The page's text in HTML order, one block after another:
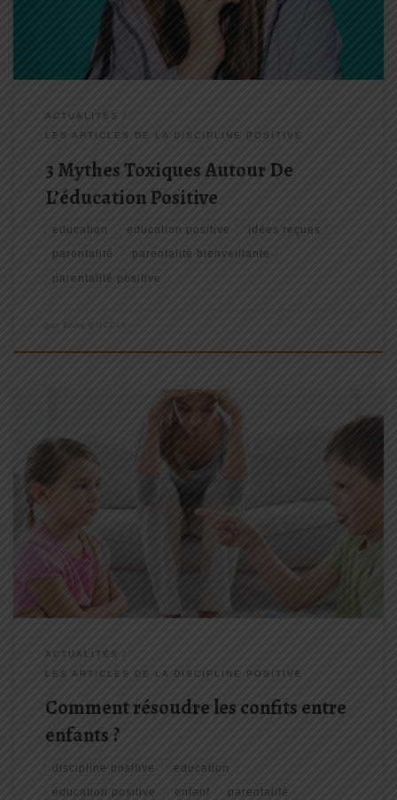
ACTUALITÉS
LES ARTICLES DE LA DISCIPLINE POSITIVE
3 Mythes Toxiques Autour De
L’éducation Positive
education education positive idées reçues
parentalité parentalité bienveillante
parentalité positive
par Edna GUCCIA
Aujourd’hui je voulais vous partager un petit cadeau pour mieux
faire faces aux disputes, aux conflits entre les enfants…. Que ce
soit entre frères et sœurs mais aussi avec les copains, les
copines, les cousins et les cousines. C’est souvent […]
ACTUALITÉS
LES ARTICLES DE LA DISCIPLINE POSITIVE
Comment résoudre les confits entre
enfants ?
discipline positive education
éducation positive enfant parentalité